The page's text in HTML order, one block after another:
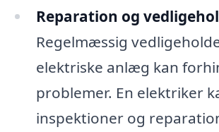
Reparation og
Regelmæssig
elektriske anlæg kan
problemer. En elektriker
inspektioner og